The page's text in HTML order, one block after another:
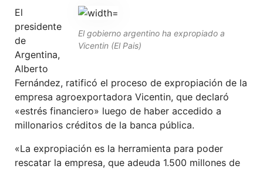
El gobierno argentino ha expropiado a
Vicentin (El Pais)
El
presidente
de
Argentina,
Alberto
Fernández, ratificó el proceso de expropiación de la
empresa agroexportadora Vicentin, que declaró
«estrés financiero» luego de haber accedido a
millonarios créditos de la banca pública.
«La expropiación es la herramienta para poder
rescatar la empresa, que adeuda 1.500 millones de